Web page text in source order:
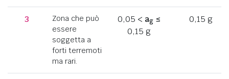
3
Zona che può
essere
soggetta a
forti terremoti
ma rari.
0,05 < ag≤
0,15 g
0,15 g